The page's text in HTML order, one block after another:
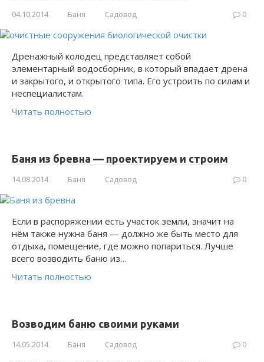
04.10.2014 Баня Садовод 0
Дренажный колодец представляет собой
элементарный водосборник, в который впадает дрена
и закрытого, и открытого типа. Его устроить по силам и
неспециалистам.
Читать полностью
Баня из бревна — проектируем и строим
14.08.2014 Баня Садовод 0
Если в распоряжении есть участок земли, значит на
нём также нужна баня — должно же быть место для
отдыха, помещение, где можно попариться. Лучше
всего возводить баню из…
Читать полностью
Возводим баню своими руками
14.05.2014 Баня Садовод 0